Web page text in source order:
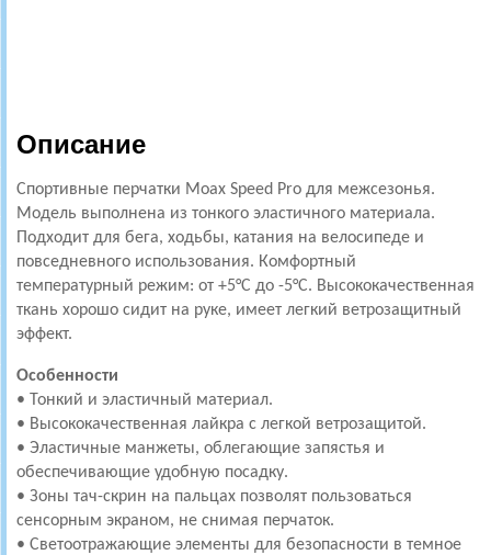
Описание
Спортивные перчатки Moax Speed Pro для межсезонья.
Модель выполнена из тонкого эластичного материала.
Подходит для бега, ходьбы, катания на велосипеде и
повседневного использования. Комфортный
температурный режим: от +5°С до -5°С. Высококачественная
ткань хорошо сидит на руке, имеет легкий ветрозащитный
эффект.
Особенности
• Тонкий и эластичный материал.
• Высококачественная лайкра с легкой ветрозащитой.
• Эластичные манжеты, облегающие запястья и
обеспечивающие удобную посадку.
• Зоны тач-скрин на пальцах позволят пользоваться
сенсорным экраном, не снимая перчаток.
• Светоотражающие элементы для безопасности в темное